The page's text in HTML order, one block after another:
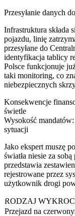
Przesyłanie danych
Infrastruktura składa
pojazdu, linię
przesyłane do
identyfikacja tablicy
Polsce funkcjonuje
taki monitoring, co
niebezpiecznych
Konsekwencje
świetle
Wysokość
sytuacji
Jako ekspert muszę
światła niesie za
przedstawia
rejestrowane przez
użytkownik drogi
RODZAJ
Przejazd na